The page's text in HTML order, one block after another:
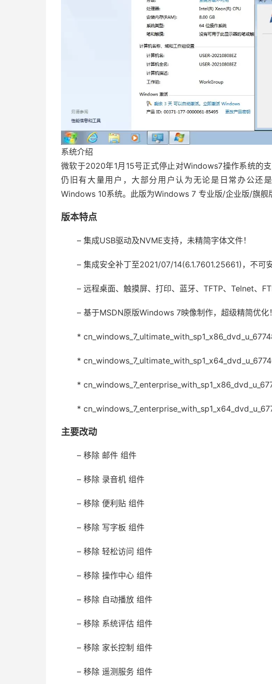
系统介绍
微软于2020年1月15号正式停止对Windows7操作系统的
仍旧有大量用户，大部分用户认为无论是日常办公还
Windows 10系统。此版为Windows 7 专业版/企业版/旗舰
版本特点
– 集成USB驱动及NVME支持，未精简字体文件！
– 集成安全补丁至2021/07/14(6.1.7601.25661)，不可
– 远程桌面、触摸屏、打印、蓝牙、TFTP、Telnet、
– 基于MSDN原版Windows 7映像制作，超级精简优化！
*
*
*
*
主要改动
– 移除 邮件 组件
– 移除 录音机 组件
– 移除 便利贴 组件
– 移除 写字板 组件
– 移除 轻松访问 组件
– 移除 操作中心 组件
– 移除 自动播放 组件
– 移除 系统评估 组件
– 移除 家长控制 组件
– 移除 遥测服务 组件